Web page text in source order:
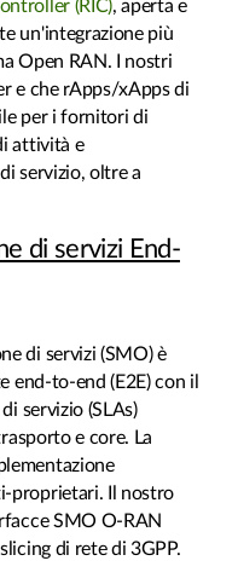
(RIC), aperta e
un'integrazione più
Open RAN. I nostri
e che rApps/xApps di
per i fornitori di
attività e
servizio, oltre a
di servizi End-
di servizi (SMO) è
to-end (E2E) con il
servizio (SLAs)
e core. La
proprietari. Il nostro
SMO O-RAN
di rete di 3GPP.